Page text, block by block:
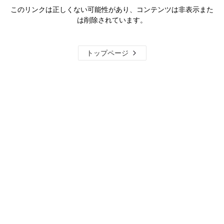
このリンクは正しくない可能性があり、コンテンツは非表示また
は削除されています。
トップページ